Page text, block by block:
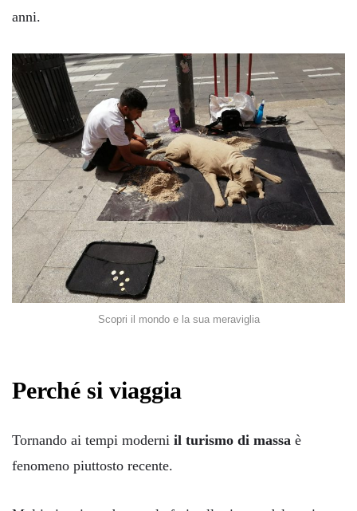
anni.
Scopri il mondo e la sua meraviglia
Perché si viaggia
Tornando ai tempi moderni il turismo di massa è
fenomeno piuttosto recente.